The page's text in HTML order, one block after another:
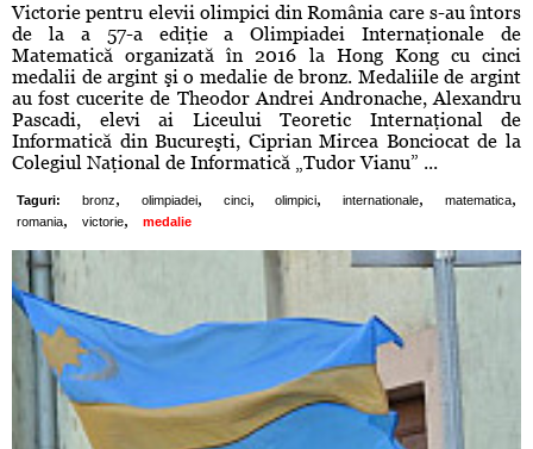
Victorie pentru elevii olimpici din România care s-au întors
de la a 57-a ediţie a Olimpiadei Internaţionale de
Matematică organizată în 2016 la Hong Kong cu cinci
medalii de argint şi o medalie de bronz. Medaliile de argint
au fost cucerite de Theodor Andrei Andronache, Alexandru
Pascadi, elevi ai Liceului Teoretic Internaţional de
Informatică din Bucureşti, Ciprian Mircea Bonciocat de la
Colegiul Naţional de Informatică „Tudor Vianu” ...
Taguri: bronz, olimpiadei, cinci, olimpici, internationale, matematica,
romania, victorie, medalie